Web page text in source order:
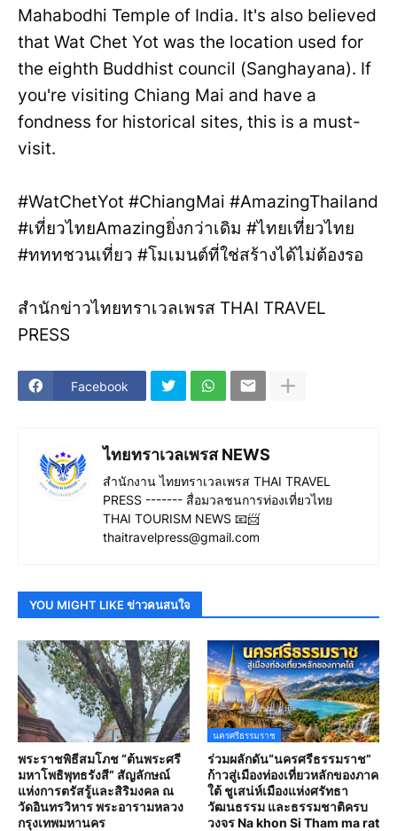
Mahabodhi Temple of India. It's also believed
that Wat Chet Yot was the location used for
the eighth Buddhist council (Sanghayana). If
you're visiting Chiang Mai and have a
fondness for historical sites, this is a must-
visit.
#WatChetYot #ChiangMai #AmazingThailand
#เที่ยวไทยAmazingยิ่งกว่าเดิม #ไทยเที่ยวไทย
#ทททชวนเที่ยว #โมเมนต์ที่ใช่สร้างได้ไม่ต้องรอ
สำนักข่าวไทยทราเวลเพรส THAI TRAVEL
PRESS
Facebook
ไทยทราเวลเพรส NEWS
สำนักงาน ไทยทราเวลเพรส THAI TRAVEL
PRESS ------- สื่อมวลชนการท่องเที่ยวไทย
THAI TOURISM NEWS 📧📨
thaitravelpress@gmail.com
YOU MIGHT LIKE ข่าวคนสนใจ
พระราชพิธีสมโภช “ต้นพระศรี
มหาโพธิพุทธรังสี” สัญลักษณ์
แห่งการตรัสรู้และสิริมงคล ณ
วัดอินทรวิหาร พระอารามหลวง
กรุงเทพมหานคร
นครศรีธรรมราช
ร่วมผลักดัน“นครศรีธรรมราช”
ก้าวสู่เมืองท่องเที่ยวหลักของภาค
ใต้ ชูเสน่ห์เมืองแห่งศรัทธา
วัฒนธรรม และธรรมชาติครบ
วงจร Na khon Si Tham ma rat